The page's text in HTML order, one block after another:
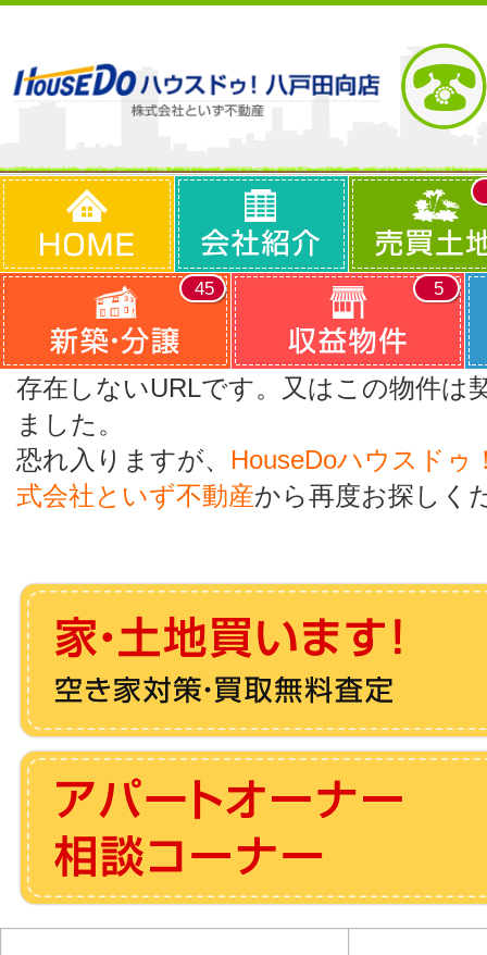
45 5
存在しないURLです。又はこの物件は
ました。
恐れ入りますが、 HouseDoハウスドゥ
式会社といず不動産から再度お探しく